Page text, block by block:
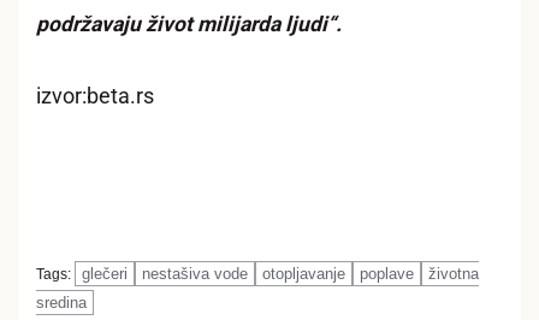
podržavaju život milijarda ljudi“.
izvor:beta.rs
Tags: glečeri nestašiva vode otopljavanje poplave
životna
sredina